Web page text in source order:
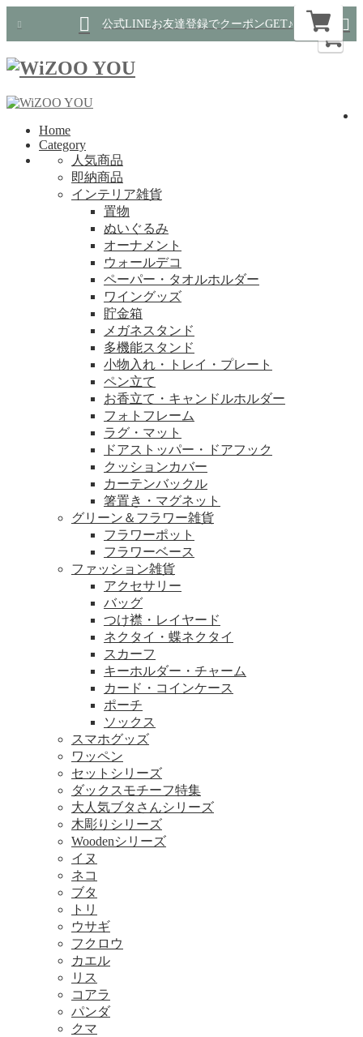
公式LINEお友達登録でクーポンGET♪
Home
Category
人気商品
即納商品
インテリア雑貨
置物
ぬいぐるみ
オーナメント
ウォールデコ
ペーパー・タオルホルダー
ワイングッズ
貯金箱
メガネスタンド
多機能スタンド
小物入れ・トレイ・プレート
ペン立て
お香立て・キャンドルホルダー
フォトフレーム
ラグ・マット
ドアストッパー・ドアフック
クッションカバー
カーテンバックル
箸置き・マグネット
グリーン＆フラワー雑貨
フラワーポット
フラワーベース
ファッション雑貨
アクセサリー
バッグ
つけ襟・レイヤード
ネクタイ・蝶ネクタイ
スカーフ
キーホルダー・チャーム
カード・コインケース
ポーチ
ソックス
スマホグッズ
ワッペン
セットシリーズ
ダックスモチーフ特集
大人気ブタさんシリーズ
木彫りシリーズ
Woodenシリーズ
イヌ
ネコ
ブタ
トリ
ウサギ
フクロウ
カエル
リス
コアラ
パンダ
クマ